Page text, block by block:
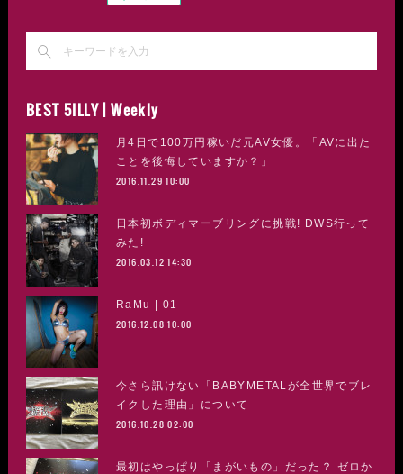
BEST 5ILLY | Weekly
月4日で100万円稼いだ元AV女優。「AVに出た
ことを後悔していますか？」
2016.11.29 10:00
日本初ボディマーブリングに挑戦! DWS行って
みた!
2016.03.12 14:30
RaMu | 01
2016.12.08 10:00
今さら訊けない「BABYMETALが全世界でブレ
イクした理由」について
2016.10.28 02:00
最初はやっぱり「まがいもの」だった？ ゼロか